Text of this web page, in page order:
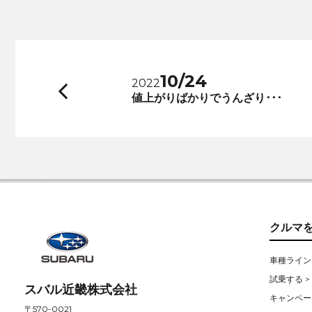
202210/24
値上がりばかりでうんざり･･･
スバル近畿株式会社
〒570-0021
クルマ
車種ライ
試乗する >
キャンペ